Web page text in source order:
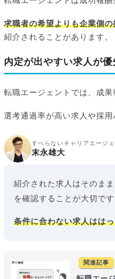
求職者の希望よりも企業側
紹介されることがあります。
内定が出やすい求人が
転職エージェントでは、成
選考通過率が高い求人や採
すべらないキャリアエージ
末永雄大
紹介された求人はそのま
を確認することが大切です
条件に合わない求人はは
関連記事